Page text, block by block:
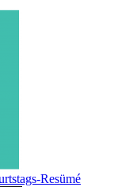
Resümé